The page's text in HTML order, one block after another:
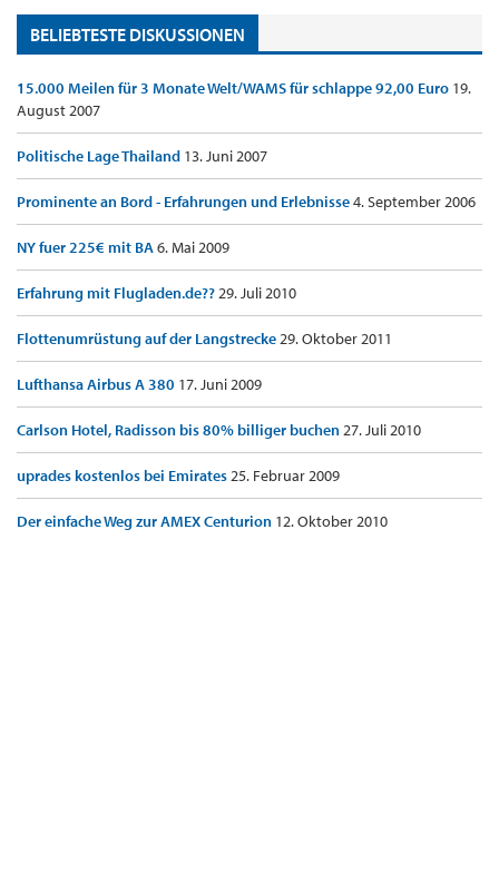
BELIEBTESTE DISKUSSIONEN
15.000 Meilen für 3 Monate Welt/WAMS für schlappe 92,00 Euro 19.
August 2007
Politische Lage Thailand 13. Juni 2007
Prominente an Bord - Erfahrungen und Erlebnisse4. September 2006
NY fuer 225€ mit BA6. Mai 2009
Erfahrung mit Flugladen.de??29. Juli 2010
Flottenumrüstung auf der Langstrecke29. Oktober 2011
Lufthansa Airbus A 380 17. Juni 2009
Carlson Hotel, Radisson bis 80% billiger buchen27. Juli 2010
uprades kostenlos bei Emirates25. Februar 2009
Der einfache Weg zur AMEX Centurion 12. Oktober 2010